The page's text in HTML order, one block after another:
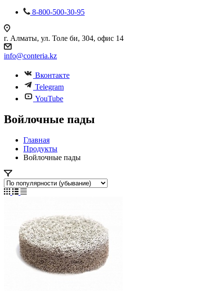
8-800-500-30-95
г. Алматы, ул. Толе би, 304, офис 14
info@conteria.kz
Вконтакте
Telegram
YouTube
Войлочные пады
Главная
Продукты
Войлочные пады